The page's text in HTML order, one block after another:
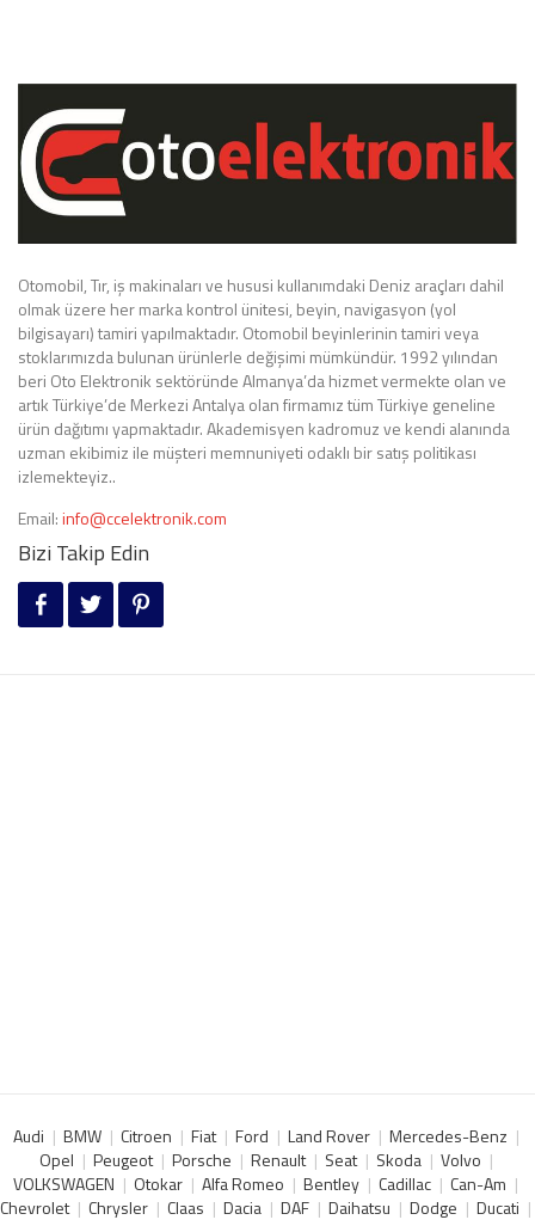
Otomobil, Tır, iş makinaları ve hususi kullanımdaki Deniz araçları dahil
olmak üzere her marka kontrol ünitesi, beyin, navigasyon (yol
bilgisayarı) tamiri yapılmaktadır. Otomobil beyinlerinin tamiri veya
stoklarımızda bulunan ürünlerle değişimi mümkündür. 1992 yılından
beri Oto Elektronik sektöründe Almanya’da hizmet vermekte olan ve
artık Türkiye’de Merkezi Antalya olan firmamız tüm Türkiye geneline
ürün dağıtımı yapmaktadır. Akademisyen kadromuz ve kendi alanında
uzman ekibimiz ile müşteri memnuniyeti odaklı bir satış politikası
izlemekteyiz..
Email:info@ccelektronik.com
Bizi Takip Edin
Audi BMW Citroen Fiat Ford Land Rover
Mercedes-Benz
Opel
Peugeot Porsche Renault Seat Skoda
Volvo
VOLKSWAGEN
Otokar Alfa Romeo Bentley Cadillac
Can-Am
Chevrolet
Chrysler Claas Dacia DAF Daihatsu Dodge
Ducati